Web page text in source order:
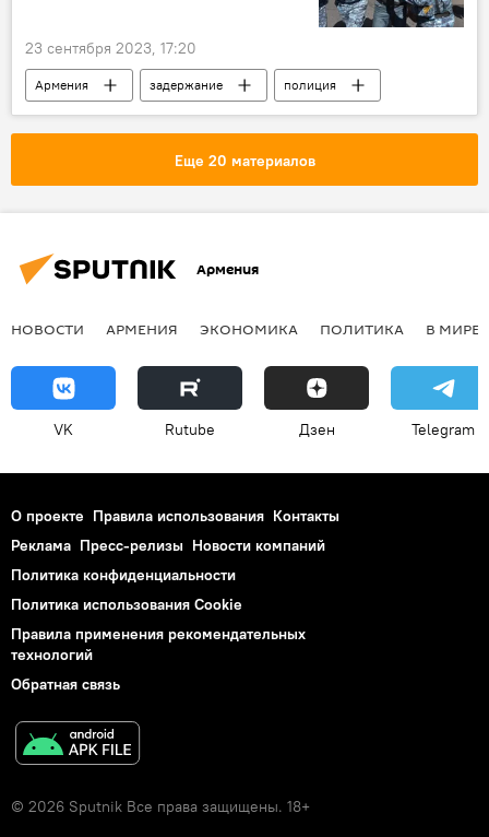
23 сентября 2023, 17:20
Армения задержание
полиция
акция протеста
Еще 20 материалов
Армения
НОВОСТИ АРМЕНИЯ ЭКОНОМИКА ПОЛИТИКА В МИРЕ
VK Rutube Дзен Telegram
О проекте Правила использования Контакты
Реклама Пресс-релизы Новости компаний
Политика конфиденциальности
Политика использования Cookie
Правила применения рекомендательных
технологий
Обратная связь
© 2026 Sputnik Все права защищены. 18+